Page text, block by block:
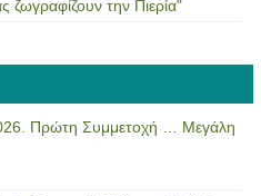
ζωγραφίζουν την Πιερία"
Πρώτη Συμμετοχή … Μεγάλη